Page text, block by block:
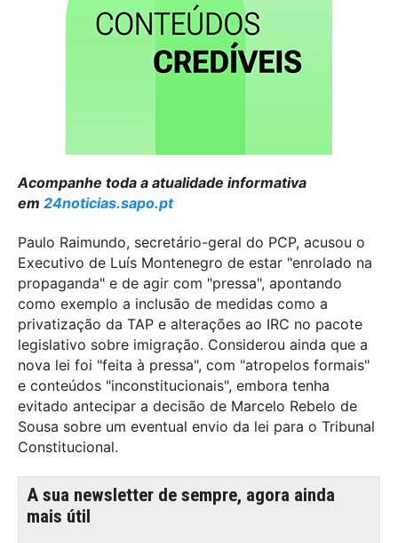
Acompanhe toda a atualidade informativa
em 24noticias.sapo.pt
Paulo Raimundo, secretário-geral do PCP, acusou o
Executivo de Luís Montenegro de estar "enrolado na
propaganda" e de agir com "pressa", apontando
como exemplo a inclusão de medidas como a
privatização da TAP e alterações ao IRC no pacote
legislativo sobre imigração. Considerou ainda que a
nova lei foi "feita à pressa", com "atropelos formais"
e conteúdos "inconstitucionais", embora tenha
evitado antecipar a decisão de Marcelo Rebelo de
Sousa sobre um eventual envio da lei para o Tribunal
Constitucional.
A sua newsletter de sempre, agora ainda
mais útil